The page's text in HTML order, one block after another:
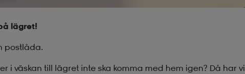
lägret!
postlåda.
i väskan till lägret inte ska komma med hem igen? Då har vi